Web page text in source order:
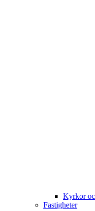
Kyrkor
Fastigheter